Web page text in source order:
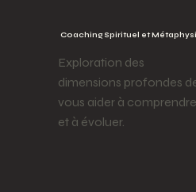
Coaching Spirituel et
Exploration des
dimensions profondes
vous aider à comprendre
et à évoluer.